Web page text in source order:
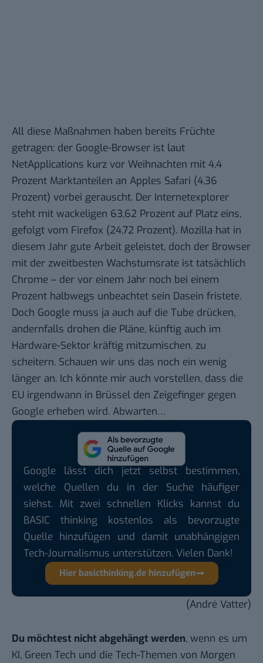
All diese Maßnahmen haben bereits Früchte
getragen: der Google-Browser ist laut
NetApplications kurz vor Weihnachten mit 4,4
Prozent Marktanteilen an Apples Safari (4,36
Prozent) vorbei gerauscht. Der Internetexplorer
steht mit wackeligen 63,62 Prozent auf Platz eins,
gefolgt vom Firefox (24,72 Prozent). Mozilla hat in
diesem Jahr gute Arbeit geleistet, doch der Browser
mit der zweitbesten Wachstumsrate ist tatsächlich
Chrome – der vor einem Jahr noch bei einem
Prozent halbwegs unbeachtet sein Dasein fristete.
Doch Google muss ja auch auf die Tube drücken,
andernfalls drohen die Pläne, künftig auch im
Hardware-Sektor kräftig mitzumischen, zu
scheitern. Schauen wir uns das noch ein wenig
länger an. Ich könnte mir auch vorstellen, dass die
EU irgendwann in Brüssel den Zeigefinger gegen
Google erheben wird. Abwarten…
Google lässt dich jetzt selbst bestimmen,
welche Quellen du in der Suche häufiger
siehst. Mit zwei schnellen Klicks kannst du
BASIC thinking kostenlos als bevorzugte
Quelle hinzufügen und damit unabhängigen
Tech-Journalismus unterstützen. Vielen Dank!
Hier basicthinking.de hinzufügen
(André Vatter)
Du möchtest nicht abgehängt werden, wenn es um
KI, Green Tech und die Tech-Themen von Morgen